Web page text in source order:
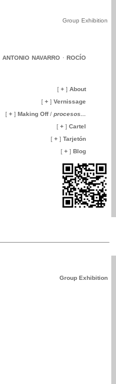
Group Exhibition
ANTONIO NAVARRO·ROCÍO
[ + ] About
[ + ] Vernissage
[ + ] Making Off/ procesos...
[ + ] Cartel
[ + ] Tarjetón
[ + ] Blog
Group Exhibition